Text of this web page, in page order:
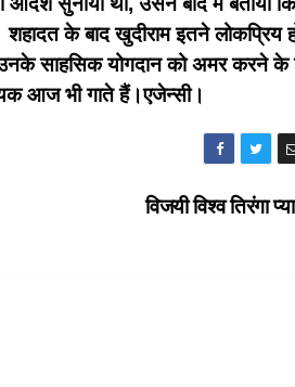
के बाद खुदीराम इतने लोकप्रिय
साहसिक योगदान को अमर करने के
आज भी गाते हैं।एजेन्सी।
विजयी विश्व तिरंगा